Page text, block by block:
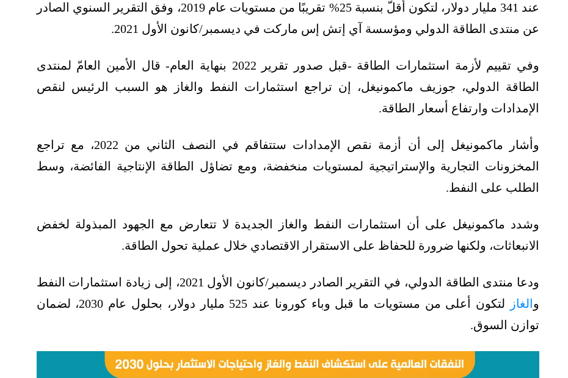
عند 341 مليار دولار، لتكون أقلّ بنسبة 25% تقريبًا من مستويات عام 2019، وفق التقرير السنوي الصادر
عن منتدى الطاقة الدولي ومؤسسة آي إتش إس ماركت في ديسمبر/كانون الأول 2021.
وفي تقييم لأزمة استثمارات الطاقة -قبل صدور تقرير 2022 بنهاية العام- قال الأمين العامّ لمنتدى
الطاقة الدولي، جوزيف ماكمونيغل، إن تراجع استثمارات النفط والغاز هو السبب الرئيس لنقص
الإمدادات وارتفاع أسعار الطاقة.
وأشار ماكمونيغل إلى أن أزمة نقص الإمدادات ستتفاقم في النصف الثاني من 2022، مع تراجع
المخزونات التجارية والإستراتيجية لمستويات منخفضة، ومع تضاؤل الطاقة الإنتاجية الفائضة، وسط
الطلب على النفط.
وشدد ماكمونيغل على أن استثمارات النفط والغاز الجديدة لا تتعارض مع الجهود المبذولة لخفض
الانبعاثات، ولكنها ضرورة للحفاظ على الاستقرار الاقتصادي خلال عملية تحول الطاقة.
ودعا منتدى الطاقة الدولي، في التقرير الصادر ديسمبر/كانون الأول 2021، إلى زيادة استثمارات النفط
و الغاز
لتكون أعلى من مستويات ما قبل وباء كورونا عند 525 مليار دولار، بحلول عام 2030، لضمان
توازن السوق.